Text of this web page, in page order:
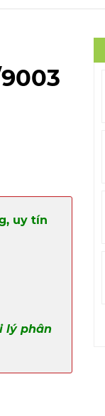
uy tín
lý phân